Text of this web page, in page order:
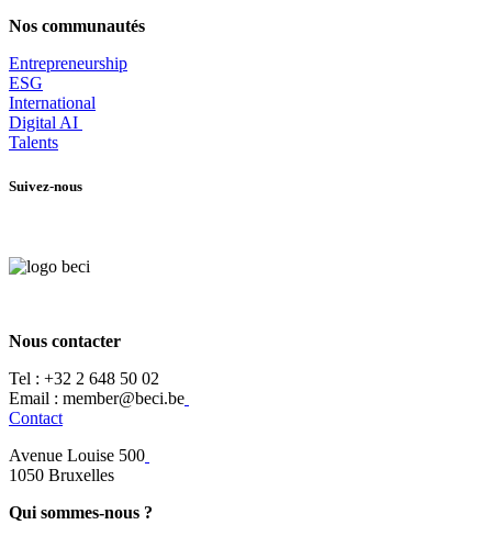
Nos communautés
Entrepreneurship
ESG
International
Digital AI
Talents
Suivez-nous
Nous contacter
Tel : +32 2 648 50 02​
​​Email : member@beci.be
Contact
Avenue Louise 500
​1050 Bruxelles
Qui sommes-nous ?